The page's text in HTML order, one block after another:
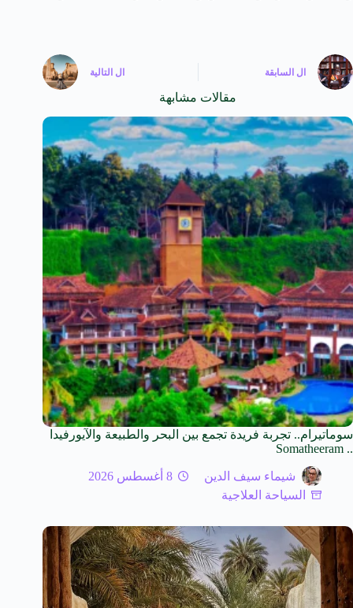
ال السابقة ال التالية
مقالات مشابهة
سوماتيرام.. تجربة فريدة تجمع بين البحر والطبيعة والآيورفيدا
.. Somatheeram
شيماء سيف الدين
8 أغسطس 2026
السياحة العلاجية